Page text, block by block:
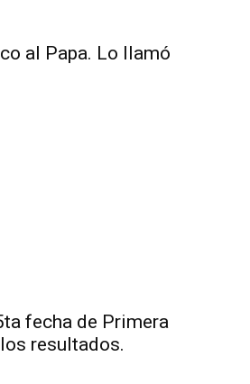
al Papa. Lo llamó
fecha de Primera
resultados.